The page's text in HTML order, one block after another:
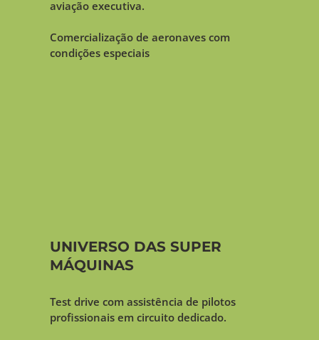
aviação executiva.
Comercialização de aeronaves com
condições especiais
UNIVERSO DAS SUPER
MÁQUINAS
Test drive com assistência de pilotos
profissionais em circuito dedicado.